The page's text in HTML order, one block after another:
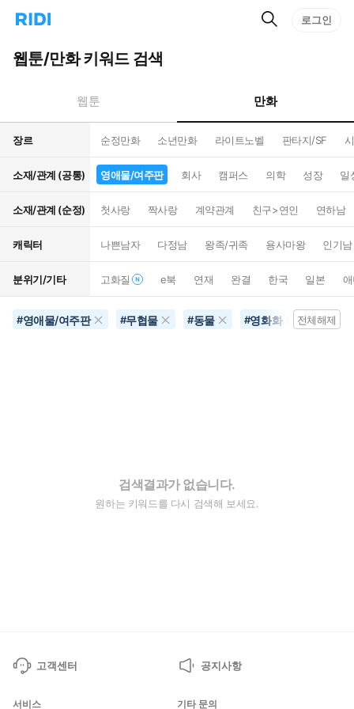
리
홈
으
턴
트
검
로그인
웹툰/만화 키워드 검색
웹툰 만화
장르 순정만화 소년만화 라이트노벨 판타지/SF
소재/관계 (공통) 영애물/여주판 회사 캠퍼스 의학 성장 일
소재/관계 (순정) 첫사랑 짝사랑 계약관계 친구>연인 연하남
캐릭터 나쁜남자 다정남 왕족/귀족 용사마왕 인기남
분위기/기타 고화질 e북 연재 완결 한국 일본
#영애물/여주판 #무협물 #동물 #영화화 #능글남
전체해제
검색결과가 없습니다.
원하는 키워드를 다시 검색해 보세요.
고객센터 공지사항
서비스 기타 문의